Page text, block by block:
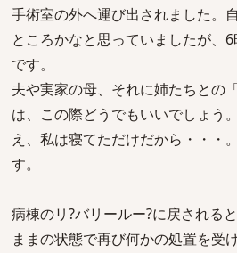
手術室の外へ運び出されました。
ところかなと思っていましたが、
です。
夫や実家の母、それに姉たちとの
は、この際どうでもいいでしょう
え、私は寝てただけだから・・・
す。
病棟のリ?バリールー?に戻される
ままの状態で再び何かの処置を受